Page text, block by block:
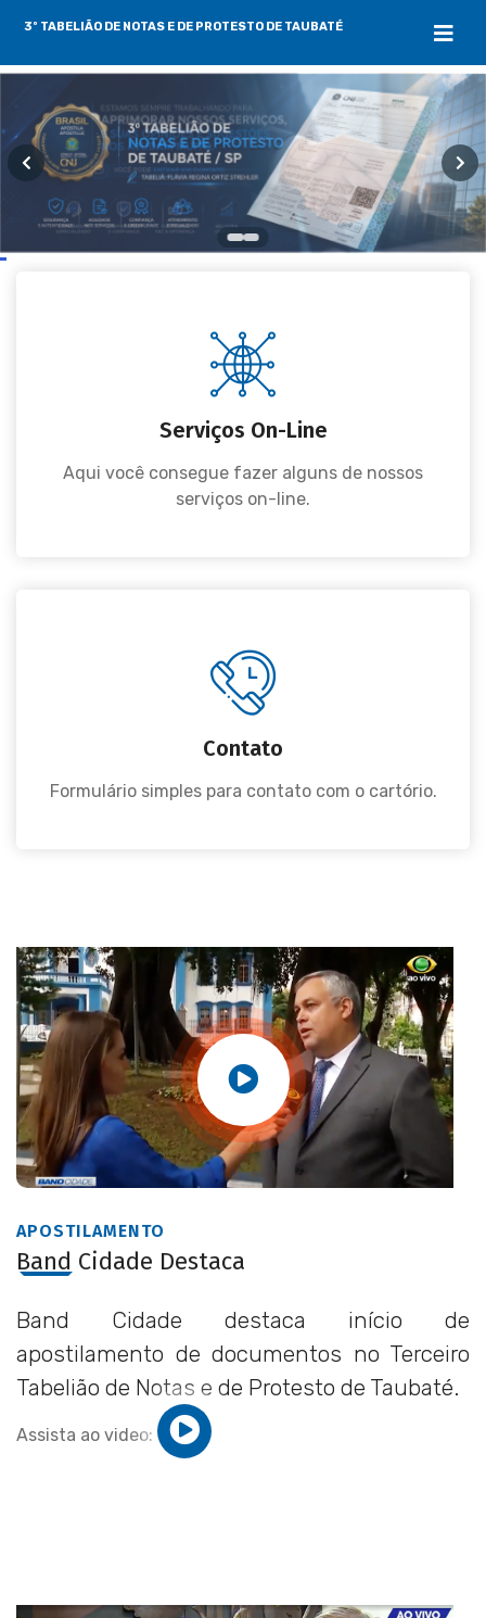
3º TABELIÃO DE NOTAS E DE PROTESTO DE TAUBATÉ
Serviços On-Line
Aqui você consegue fazer alguns de nossos
serviços on-line.
Contato
Formulário simples para contato com o cartório.
APOSTILAMENTO
Band Cidade Destaca
Band Cidade destaca início de
apostilamento de documentos no Terceiro
Tabelião de Notas e de Protesto de Taubaté.
Assista ao video: